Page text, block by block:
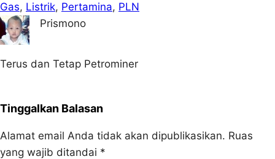
Gas, Listrik, Pertamina, PLN
Prismono
Terus dan Tetap Petrominer
Tinggalkan Balasan
Alamat email Anda tidak akan dipublikasikan. Ruas
yang wajib ditandai *